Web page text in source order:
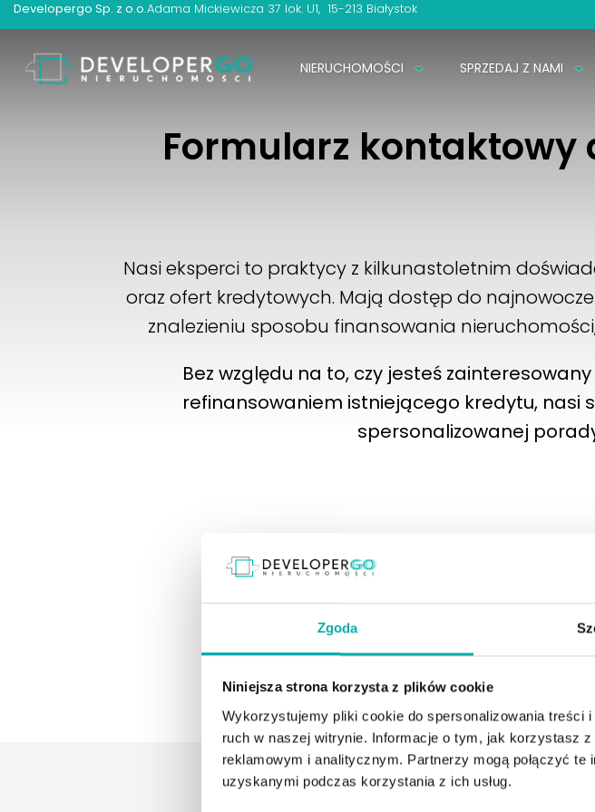
Zgoda
Niniejsza strona korzysta z plików cookie
Wykorzystujemy pliki cookie do spersonalizowania treści
ruch w naszej witrynie. Informacje o tym, jak korzystasz
reklamowym i analitycznym. Partnerzy mogą połączyć
uzyskanymi podczas korzystania z ich usług.
Developergo Sp. z o.o.Adama Mickiewicza 37 lok. U1 15-213 Białystok
NIERUCHOMOŚCI SPRZEDAJ Z NAMI
Formularz kontaktowy
Nasi eksperci to praktycy z kilkunastoletnim
oraz ofert kredytowych. Mają dostęp do
znalezieniu sposobu finansowania
Bez względu na to, czy jesteś
refinansowaniem istniejącego kredytu, nasi
spersonalizowanej